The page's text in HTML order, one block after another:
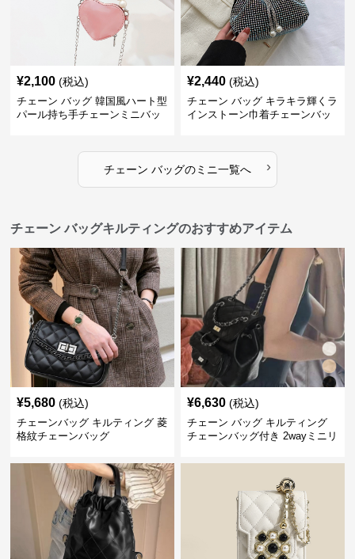
¥2,100 (税込)
チェーン バッグ 韓国風ハート型
パール持ち手チェーンミニバッ
¥2,440 (税込)
チェーン バッグ キラキラ輝くラ
インストーン巾着チェーンバッ
チェーン バッグのミニ一覧へ ›
チェーン バッグキルティングのおすすめアイテム
¥5,680 (税込)
チェーンバッグ キルティング 菱
格紋チェーンバッグ
¥6,630 (税込)
チェーン バッグ キルティング
チェーンバッグ付き 2wayミニリ